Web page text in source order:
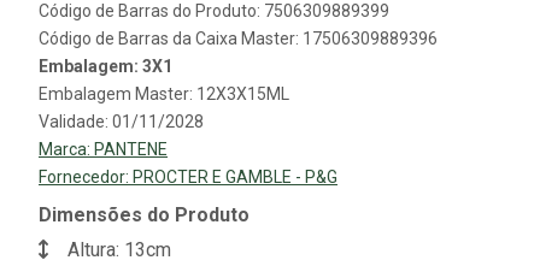
Código de Barras do Produto: 7506309889399
Código de Barras da Caixa Master: 17506309889396
Embalagem: 3X1
Embalagem Master: 12X3X15ML
Validade: 01/11/2028
Marca: PANTENE
Fornecedor: PROCTER E GAMBLE - P&G
Dimensões do Produto
Altura: 13cm